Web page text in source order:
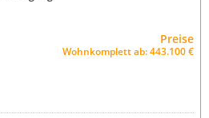
Preise
Wohnkomplett ab: 443.100 €